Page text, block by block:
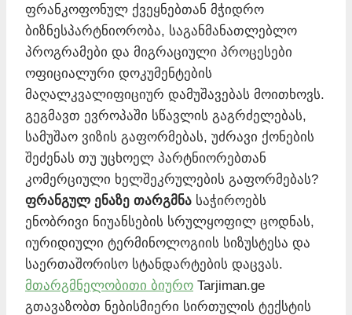
ფრანკოფონულ ქვეყნებთან მჭიდრო
ბიზნესპარტნიორობა, საგანმანათლებლო
პროგრამები და მიგრაციული პროცესები
ოფიციალური დოკუმენტების
მაღალკვალიფიციურ დამუშავებას მოითხოვს.
გეგმავთ ევროპაში სწავლის გაგრძელებას,
სამუშაო ვიზის გაფორმებას, უძრავი ქონების
შეძენას თუ უცხოელ პარტნიორებთან
კომერციული ხელშეკრულების გაფორმებას?
ფრანგულ ენაზე თარგმნა საჭიროებს
ენობრივი ნიუანსების სრულყოფილ ცოდნას,
იურიდიული ტერმინოლოგიის სიზუსტესა და
საერთაშორისო სტანდარტების დაცვას.
მთარგმნელობითი ბიურო Tarjiman.ge
გთავაზობთ ნებისმიერი სირთულის ტექსტის